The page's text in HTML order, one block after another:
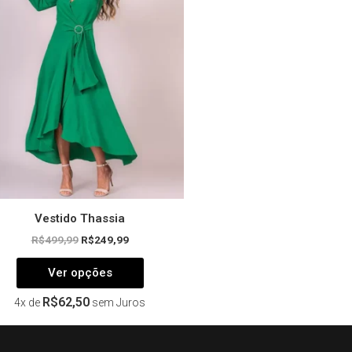
Vestido Thassia
R$499,99 R$249,99
Ver opções
4x de R$62,50 sem Juros